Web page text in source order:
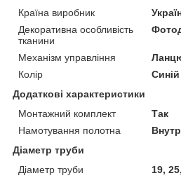
Країна виробник
Декоративна особливість
тканини
Механізм управління
Колір
Синій
Додаткові характеристики
Монтажний комплект
Так
Намотування полотна
Діаметр труби
Діаметр труби
19,